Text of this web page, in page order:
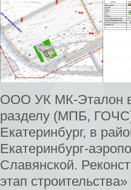
ООО УК МК-Эталон
разделу (МПБ, ГОЧС)
Екатеринбург, в
Екатеринбург-
Славянской.
этап строительства»